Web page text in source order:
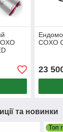
COXO
23
та новинки
Топ